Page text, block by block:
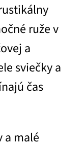
ruže v
a
sviečky a
čas
a malé